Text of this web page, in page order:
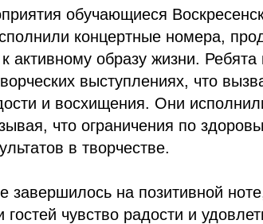
обучающиеся
концертные номера,
активному образу жизни.
выступлениях, что
и восхищения. Они
что ограничения по
в творчестве.
завершилось на позитивной
гостей чувство радости и